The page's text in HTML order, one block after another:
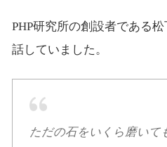
PHP研究所の創設者である
話していました。
ただの石をいくら磨いて